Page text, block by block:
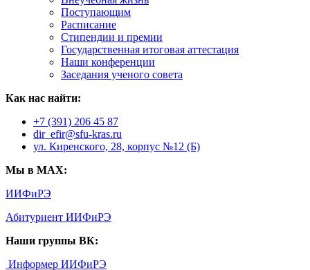
Поступающим
Расписание
Стипендии и премии
Государственная итоговая аттестация
Наши конференции
Заседания ученого совета
Как нас найти:
+7 (391) 206 45 87
dir_efir@sfu-kras.ru
ул. Киренского, 28, корпус №12 (Б)
Мы в MAX:
ИИФиРЭ
Абитуриент ИИФиРЭ
Наши группы ВК:
Информер ИИФиРЭ